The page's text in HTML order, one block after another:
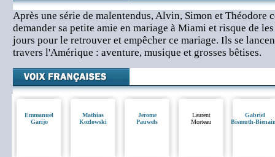
Après une série de malentendus, Alvin, Simon et Théodore
demander sa petite amie en mariage à Miami et risque de
jours pour le retrouver et empêcher ce mariage. Ils se
travers l'Amérique : aventure, musique et grosses bêtises.
Emmanuel
Garijo
Mathias
Kozlowski
Jerome
Pauwels
Laurent
Morteau
Gabriel
Bismuth-